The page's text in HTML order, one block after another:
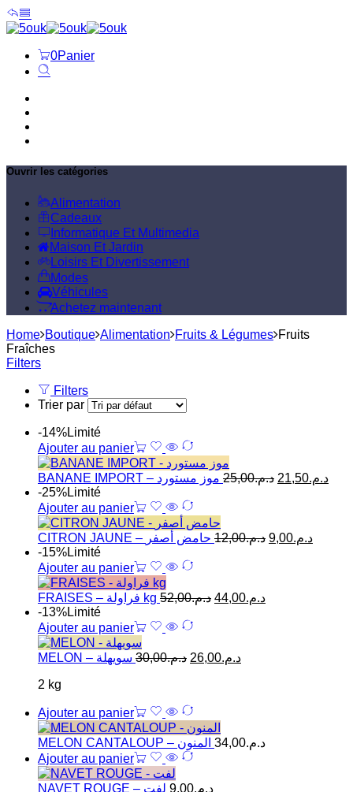
0Panier
Ouvrir les catégories
Alimentation
Cadeaux
Informatique Et Multimedia
Maison Et Jardin
Loisirs Et Divertissement
Modes
Véhicules
Achetez maintenant
Home Boutique Alimentation Fruits & Légumes Fruits
Fraîches
Filters
Filters
Trier par
-14%Limité
Ajouter au panier
د.م.25,00 د.م.21,50
-25%Limité
Ajouter au panier
د.م.12,00 د.م.9,00
-15%Limité
Ajouter au panier
FRAISES – فراولة kg د.م.52,00 د.م.44,00
-13%Limité
Ajouter au panier
د.م.30,00 د.م.26,00
2 kg
Ajouter au panier
د.م.34,00
Ajouter au panier
د.م.9,00